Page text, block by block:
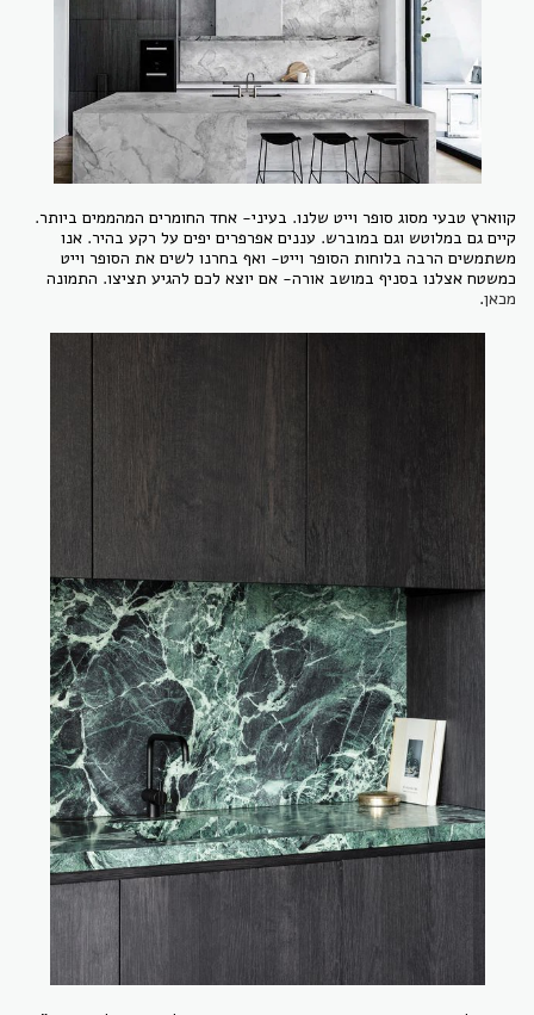
קווארץ טבעי מסוג סופר וייט שלנו. בעיני- אחד החומרים המהממים ביותר.
קיים גם במלוטש וגם במוברש. עננים אפרפרים יפים על רקע בהיר. אנו
משתמשים הרבה בלוחות הסופר וייט- ואף בחרנו לשים את הסופר וייט
כמשטח אצלנו בסניף במושב אורה- אם יוצא לכם להגיע תציצו. התמונה
מכאן.